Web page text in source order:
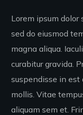
Lorem ipsum
sed do eiusmod
magna aliqua.
curabitur gravida.
suspendisse in est
mollis. Vitae
aliquam sem et.